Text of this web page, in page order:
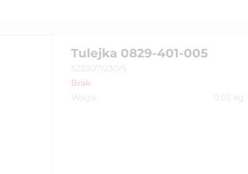
Tulejka 0829-401-005
5223071230/S
Brak
Waga
0.05 kg